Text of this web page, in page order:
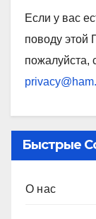
Если у вас
поводу этой
пожалуйста,
Быстрые
О нас